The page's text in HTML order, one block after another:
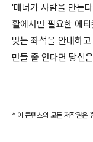
'매너가 사람을 만든
활에서만 필요한 에
맞는 좌석을 안내하
만들 줄 안다면 당신
* 이 콘텐츠의 모든 저작권은